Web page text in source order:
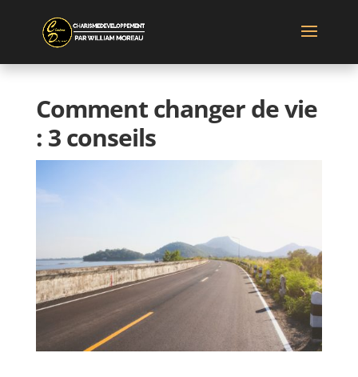
Comment changer de vie
: 3 conseils